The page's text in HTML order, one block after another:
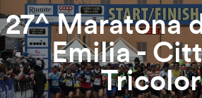
27^ Maratona
Emilia -